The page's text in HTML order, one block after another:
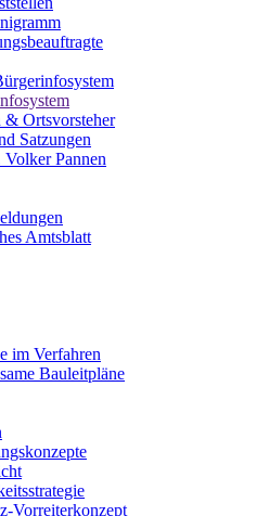
& Ortsvorsteher
Satzungen
Pannen
Amtsblatt
im Verfahren
Bauleitpläne
Vorreiterkonzept